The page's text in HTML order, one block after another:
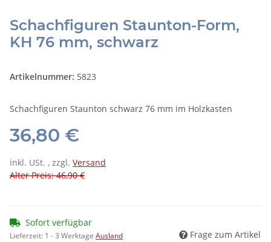
Schachfiguren Staunton-Form,
KH 76 mm, schwarz
Artikelnummer: 5823
Schachfiguren Staunton schwarz 76 mm im Holzkasten
36,80 €
inkl. USt. , zzgl. Versand
Alter Preis: 46,90 €
Sofort verfügbar
Lieferzeit: 1 - 3 Werktage Ausland Frage zum Artikel